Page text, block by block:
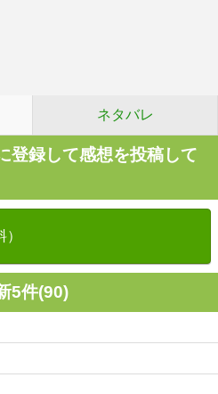
ネタバレ
登録して感想を投稿して
5件(90)